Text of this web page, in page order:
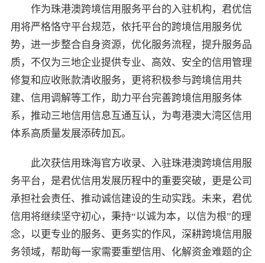
作为珠港澳跨境信用服务平台的入驻机构，君优信
用将严格恪守平台规范，依托平台的跨境信用服务优
势，进一步整合自身资源，优化服务流程，提升服务品
质，不仅为三地企业提供专业、高效、安全的信用管理
修复和应收账款清收服务，更将积极参与跨境信用共
建、信用调解等工作，助力平台完善跨境信用服务体
系，推动三地信用信息互通互认，为粤港澳大湾区信用
体系高质量发展添砖加瓦。
此次获信用珠海官方收录、入驻珠港澳跨境信用服
务平台，是君优信用发展历程中的重要突破，更是公司
承担社会责任、推动诚信建设的生动实践。未来，君优
信用将继续坚守初心，秉持“以诚为本，以信为根”的理
念，以更专业的服务、更务实的作风，深耕跨境信用服
务领域，帮助每一家需要重塑信用、化解资金难题的企